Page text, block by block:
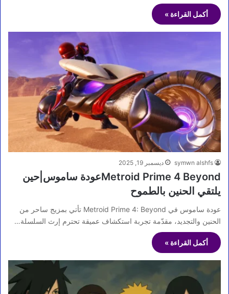
أكمل القراءة »
symwn alshfs ديسمبر 19, 2025
Metroid Prime 4 Beyondعودة ساموس|حين
يلتقي الحنين بالطموح
عودة ساموس في Metroid Prime 4: Beyond تأتي بمزيج ساحر من
الحنين والتجديد، مقدّمة تجربة استكشاف عميقة تحترم إرث السلسلة…
أكمل القراءة »